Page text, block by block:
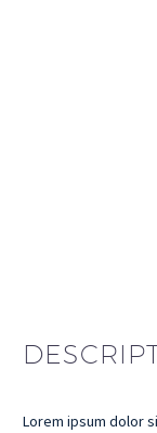
Lorem ipsum dolor